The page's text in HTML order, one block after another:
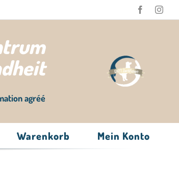
agréé
Warenkorb Mein Konto